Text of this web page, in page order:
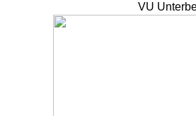
VU